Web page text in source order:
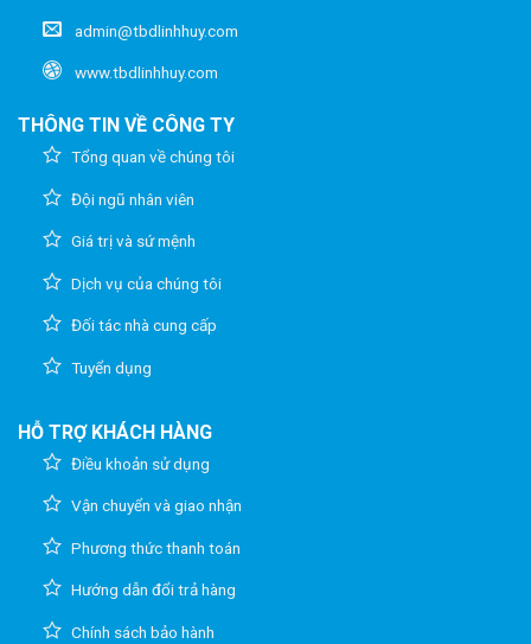
admin@tbdlinhhuy.com
www.tbdlinhhuy.com
THÔNG TIN VỀ CÔNG TY
Tổng quan về chúng tôi
Đội ngũ nhân viên
Giá trị và sứ mệnh
Dịch vụ của chúng tôi
Đối tác nhà cung cấp
Tuyển dụng
HỖ TRỢ KHÁCH HÀNG
Điều khoản sử dụng
Vận chuyển và giao nhận
Phương thức thanh toán
Hướng dẫn đổi trả hàng
Chính sách bảo hành